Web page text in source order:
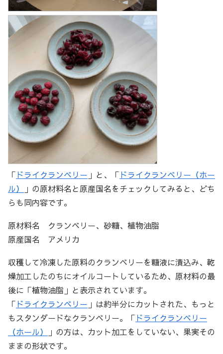
「 ドライクランベリー 」と、「 ドライクランベリー（ホー
ル）
」の原材料名と原産国名をチェックしてみると、どち
らも同内容です。
原材料名 クランベリー、砂糖、植物油脂
原産国名 アメリカ
収穫して冷凍した原料のクランベリーを糖液に漬込み、乾
燥加工したのちにオイルコートしているため、原材料の最
後に「植物油脂」と表示されています。
「 ドライクランベリー 」は約半分にカットされた、もっと
もスタンダードなクランベリー。「 ドライクランベリー
（ホール）
」の方は、カット加工をしていない、果実その
ままの形状です。